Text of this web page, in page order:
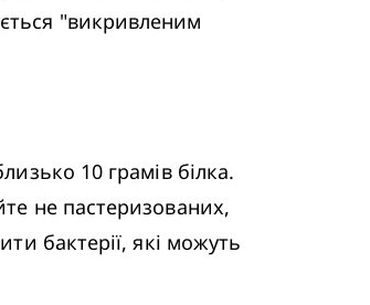
"викривленим
10 грамів білка.
не пастеризованих,
бактерії, які можуть